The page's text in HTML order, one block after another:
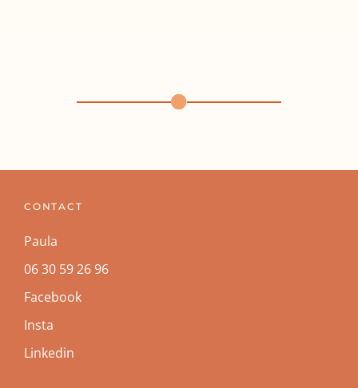
CONTACT
Paula
06 30 59 26 96
Facebook
Insta
Linkedin